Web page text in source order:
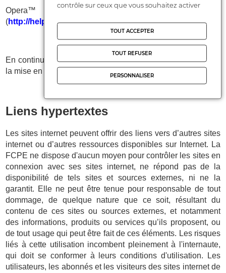
Opera™
(http://help.opera.com/Windows/10.20/fr/cookies.html
En continuant votre navigation sur notre Site, vous acceptez
la mise en place de Cookies sur votre Terminal.
Liens hypertextes
Les sites internet peuvent offrir des liens vers d’autres sites
internet ou d’autres ressources disponibles sur Internet. La
FCPE ne dispose d'aucun moyen pour contrôler les sites en
connexion avec ses sites internet, ne répond pas de la
disponibilité de tels sites et sources externes, ni ne la
garantit. Elle ne peut être tenue pour responsable de tout
dommage, de quelque nature que ce soit, résultant du
contenu de ces sites ou sources externes, et notamment
des informations, produits ou services qu’ils proposent, ou
de tout usage qui peut être fait de ces éléments. Les risques
liés à cette utilisation incombent pleinement à l'internaute,
qui doit se conformer à leurs conditions d'utilisation. Les
utilisateurs, les abonnés et les visiteurs des sites internet de
contrôle sur ceux que vous souhaitez activer
TOUT ACCEPTER
TOUT REFUSER
PERSONNALISER